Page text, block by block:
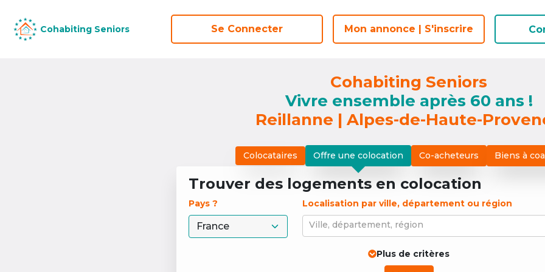
Cohabiting Seniors Se Connecter Mon annonce | S'inscrire
Cohabiting Seniors Se Connecter Mon annonce | S'inscrire
Cohabiting Seniors
Vivre ensemble après 60 ans !
Reillanne | Alpes-de-Haute-
Colocataires Offre une colocation Co-acheteurs Biens à
Trouver des logements en colocation
Pays ?
Localisation par ville, département ou région
Ville, département, région
Plus de critères